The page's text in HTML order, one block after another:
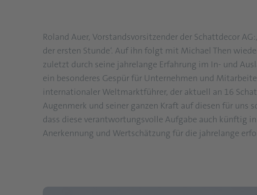
Roland Auer, Vorstandsvorsitzender der Schattdecor
der ersten Stunde‘. Auf ihn folgt mit Michael Then
zuletzt durch seine jahrelange Erfahrung im In- und
ein besonderes Gespür für Unternehmen und
internationaler Weltmarktführer, der aktuell an 16
Augenmerk und seiner ganzen Kraft auf diesen für uns
dass diese verantwortungsvolle Aufgabe auch künftig
Anerkennung und Wertschätzung für die jahrelange